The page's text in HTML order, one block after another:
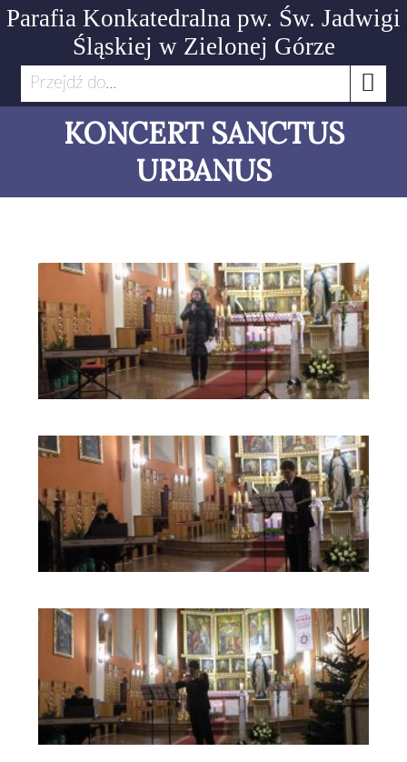
Parafia Konkatedralna pw. Św. Jadwigi
Śląskiej w Zielonej Górze
Przejdź do...
KONCERT SANCTUS
URBANUS